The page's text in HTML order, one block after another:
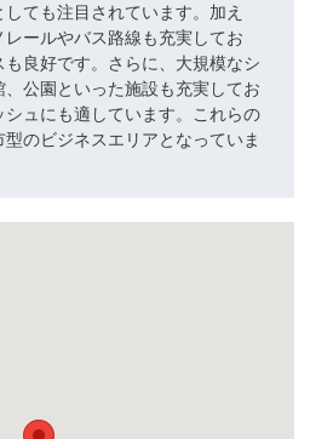
ても注目されています。加え
ールやバス路線も充実してお
良好です。さらに、大規模なシ
公園といった施設も充実してお
シュにも適しています。これらの
のビジネスエリアとなっていま